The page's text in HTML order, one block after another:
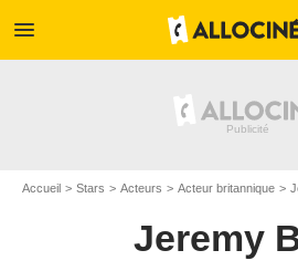
menu
Accueil Stars Acteurs Acteur britannique
Jeremy